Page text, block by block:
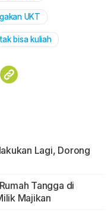
UKT
tak bisa kuliah
Lagi, Dorong
Tangga di
Majikan